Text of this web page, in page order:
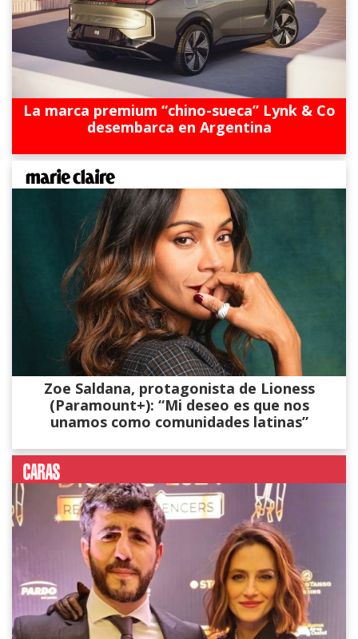
La marca premium “chino-sueca” Lynk & Co
desembarca en Argentina
Zoe Saldana, protagonista de Lioness
(Paramount+): “Mi deseo es que nos
unamos como comunidades latinas”